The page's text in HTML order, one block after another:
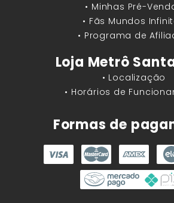
• Minhas Pré-
• Fãs Mundos
• Programa de
Loja Metrô
• Localização
• Horários de
Formas de